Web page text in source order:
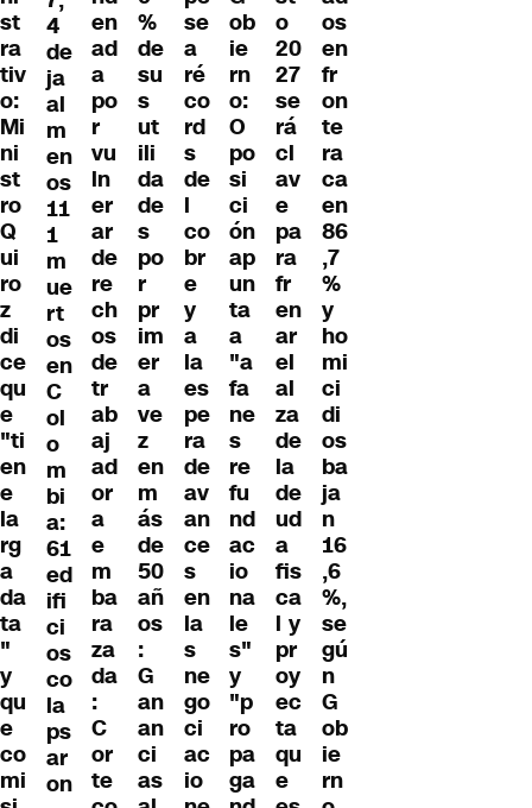
st
ra
tiv
o:
Mi
ni
st
ro
Q
ui
ro
z
di
ce
qu
e
"ti
en
e
la
rg
a
da
ta
"
y
qu
e
co
mi
4
de
ja
al
m
en
os
11
1
m
ue
rt
os
en
C
ol
o
m
bi
a:
61
ed
ifi
ci
os
co
la
ps
ar
on
en
ad
a
po
r
vu
ln
er
ar
de
re
ch
os
de
tr
ab
aj
ad
or
a
e
m
ba
ra
za
da
:
C
or
te
%
de
su
s
ut
ili
da
de
s
po
r
pr
im
er
a
ve
z
en
m
ás
de
50
añ
os
:
G
an
an
ci
as
se
a
ré
co
rd
s
de
l
co
br
e
y
a
la
es
pe
ra
de
av
an
ce
s
en
la
s
ne
go
ci
ac
io
ob
ie
rn
o:
O
po
si
ci
ón
ap
un
ta
a
"a
fa
ne
s
re
fu
nd
ac
io
na
le
s"
y
"p
ro
pa
ga
o
20
27
se
rá
cl
av
e
pa
ra
fr
en
ar
el
al
za
de
la
de
ud
a
fis
ca
l y
pr
oy
ec
ta
qu
e
os
en
fr
on
te
ra
ca
en
86
,7
%
y
ho
mi
ci
di
os
ba
ja
n
16
,6
%,
se
gú
n
G
ob
ie
rn